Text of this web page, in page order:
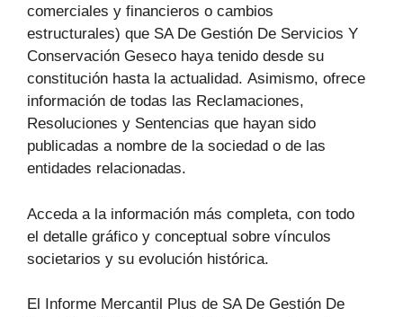
comerciales y financieros o cambios
estructurales) que SA De Gestión De Servicios Y
Conservación Geseco haya tenido desde su
constitución hasta la actualidad. Asimismo, ofrece
información de todas las Reclamaciones,
Resoluciones y Sentencias que hayan sido
publicadas a nombre de la sociedad o de las
entidades relacionadas.
Acceda a la información más completa, con todo
el detalle gráfico y conceptual sobre vínculos
societarios y su evolución histórica.
El Informe Mercantil Plus de SA De Gestión De